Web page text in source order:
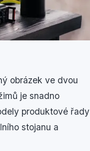
obrázek ve dvou
je snadno
produktové řady
stojanu a